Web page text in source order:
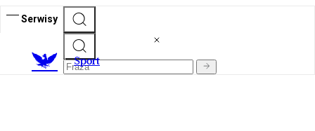
Serwisy
Sport